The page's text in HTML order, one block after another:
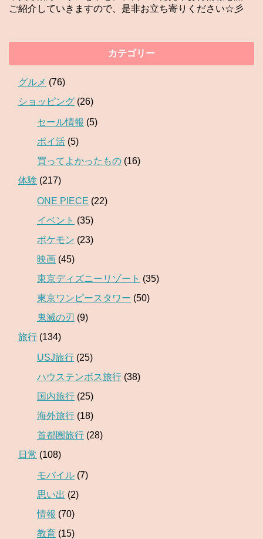
ご紹介していきますので、是非お立ち寄りください☆彡
カテゴリー
グルメ (76)
ショッピング (26)
セール情報 (5)
ポイ活 (5)
買ってよかったもの (16)
体験 (217)
ONE PIECE (22)
イベント (35)
ポケモン (23)
映画 (45)
東京ディズニーリゾート (35)
東京ワンピースタワー (50)
鬼滅の刃 (9)
旅行 (134)
USJ旅行 (25)
ハウステンボス旅行 (38)
国内旅行 (25)
海外旅行 (18)
首都圏旅行 (28)
日常 (108)
モバイル (7)
思い出 (2)
情報 (70)
教育 (15)